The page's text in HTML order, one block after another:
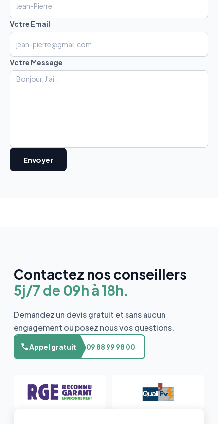
Votre Email
Votre Message
Contactez nos conseillers
5j/7 de 09h à 18h.
Demandez un devis gratuit et sans aucun
engagement ou posez nous vos questions.
Appel gratuit 09 88 99 98 00